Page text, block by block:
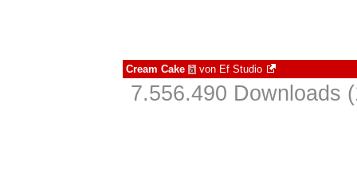
Cream Cake à von Ef Studio
7.556.490 Downloads